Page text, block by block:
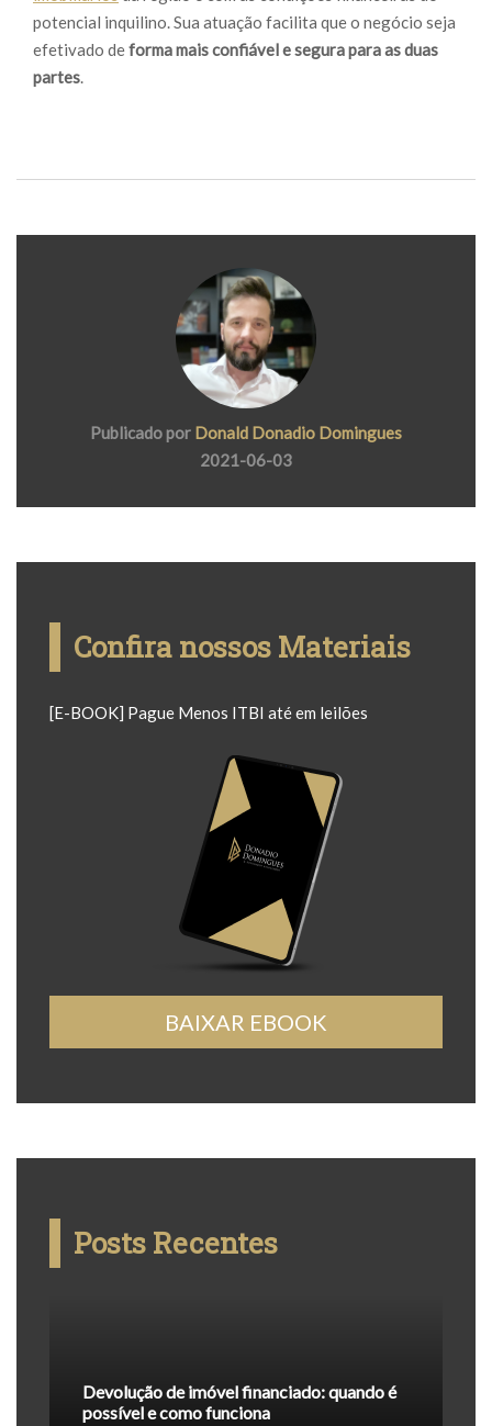
potencial inquilino. Sua atuação facilita que o negócio seja
efetivado deforma mais confiável e segura para as duas
partes.
Publicado por Donald Donadio Domingues
2021-06-03
Confira nossos Materiais
[E-BOOK] Pague Menos ITBI até em leilões
BAIXAR EBOOK
Posts Recentes
Devolução de imóvel financiado: quando é
possível e como funciona